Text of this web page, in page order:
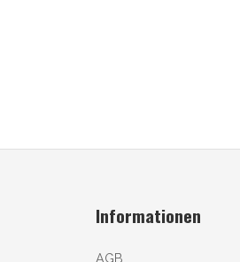
Informationen
AGB